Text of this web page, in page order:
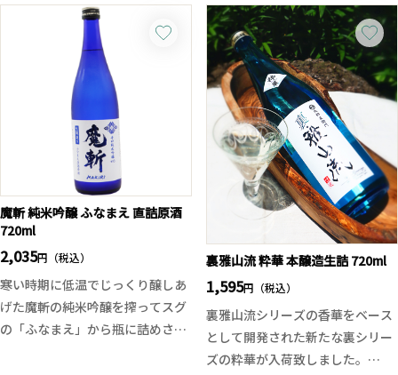
で登場！希少米とされている「愛
山」と新潟の酒米で高千代酒造が
十八番の「一本〆」を使用。南国
系の果実を彷彿とさせる華やかで
明るくなるような香り、飲み口も
綺麗でサラーっとまるでシルクの
ような口当たり。そして濃醇な米
の旨味と甘味が一気に広がり、鮮
やかに開いていきます。そして後
味はしっかりとキレていき、品の
とした旨味と流れるようなキレ
味。力強くもしなやかで、ダレた
り舌に残らない、柔よく剛を制し
ているTakachiyoの限定酒です。
出した芳醇な風味の純米吟醸。酒
質は果実を彷彿とさせる豊かな香
りがあり、上品な酒の輪郭を持っ
ております。今年も旨みを引き出
しつつも香り豊かでバランスのと
れた酒質に仕上がっております。
一白水成の季節シリーズの中でも
上品でボリュームのある愛山酒、
是非ご堪能ください。
魔斬 純米吟醸 ふなまえ 直詰原酒
720ml
2,035円（税込）
寒い時期に低温でじっくり醸しあ
げた魔斬の純米吟醸を搾ってスグ
の「ふなまえ」から瓶に詰めされ
裏雅山流 粋華 本醸造生詰 720ml
1,595円（税込）
裏雅山流シリーズの香華をベース
として開発された新たな裏シリー
ズの粋華が入荷致しました。